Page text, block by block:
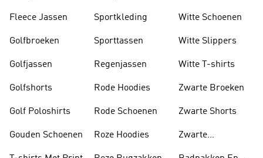
Fleece Jassen
Golfbroeken
Golfjassen
Golfshorts
Golf Poloshirts
Gouden Schoenen
Sportkleding
Sporttassen
Regenjassen
Rode Hoodies
Rode Schoenen
Roze Hoodies
Witte Schoenen
Witte Slippers
Witte T-shirts
Zwarte Broeken
Zwarte Shorts
Zwarte